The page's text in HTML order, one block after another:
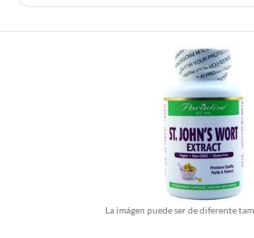
La imágen puede ser de diferente